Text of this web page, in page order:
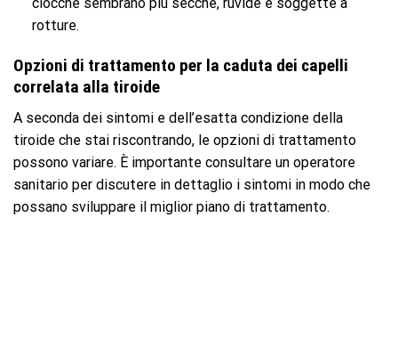
ciocche sembrano più secche, ruvide e soggette a
rotture.
Opzioni di trattamento per la caduta dei capelli
correlata alla tiroide
A seconda dei sintomi e dell’esatta condizione della
tiroide che stai riscontrando, le opzioni di trattamento
possono variare. È importante consultare un operatore
sanitario per discutere in dettaglio i sintomi in modo che
possano sviluppare il miglior piano di trattamento.